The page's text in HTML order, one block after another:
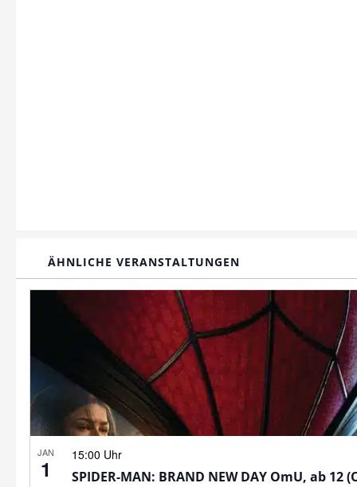
ÄHNLICHE VERANSTALTUNGEN
JAN
1
15:00 Uhr
SPIDER-MAN: BRAND NEW DAY OmU, ab 12